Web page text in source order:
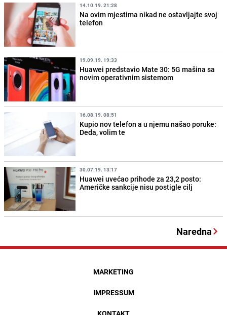
14.10.19. 21:28
Na ovim mjestima nikad ne ostavljajte svoj
telefon
19.09.19. 19:33
Huawei predstavio Mate 30: 5G mašina sa
novim operativnim sistemom
16.08.19. 08:51
Kupio nov telefon a u njemu našao poruke:
Deda, volim te
30.07.19. 13:17
Huawei uvećao prihode za 23,2 posto:
Američke sankcije nisu postigle cilj
Naredna
MARKETING
IMPRESSUM